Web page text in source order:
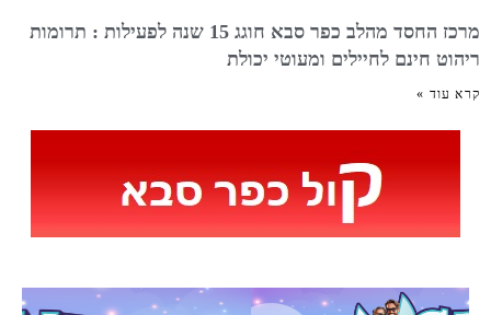
מרכז החסד מהלב כפר סבא חוגג 15 שנה לפעילות : תרומות
ריהוט חינם לחיילים ומעוטי יכולת
קרא עוד »